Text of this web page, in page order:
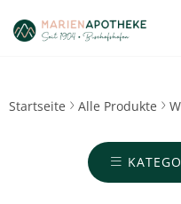
Startseite
Alle Produkte